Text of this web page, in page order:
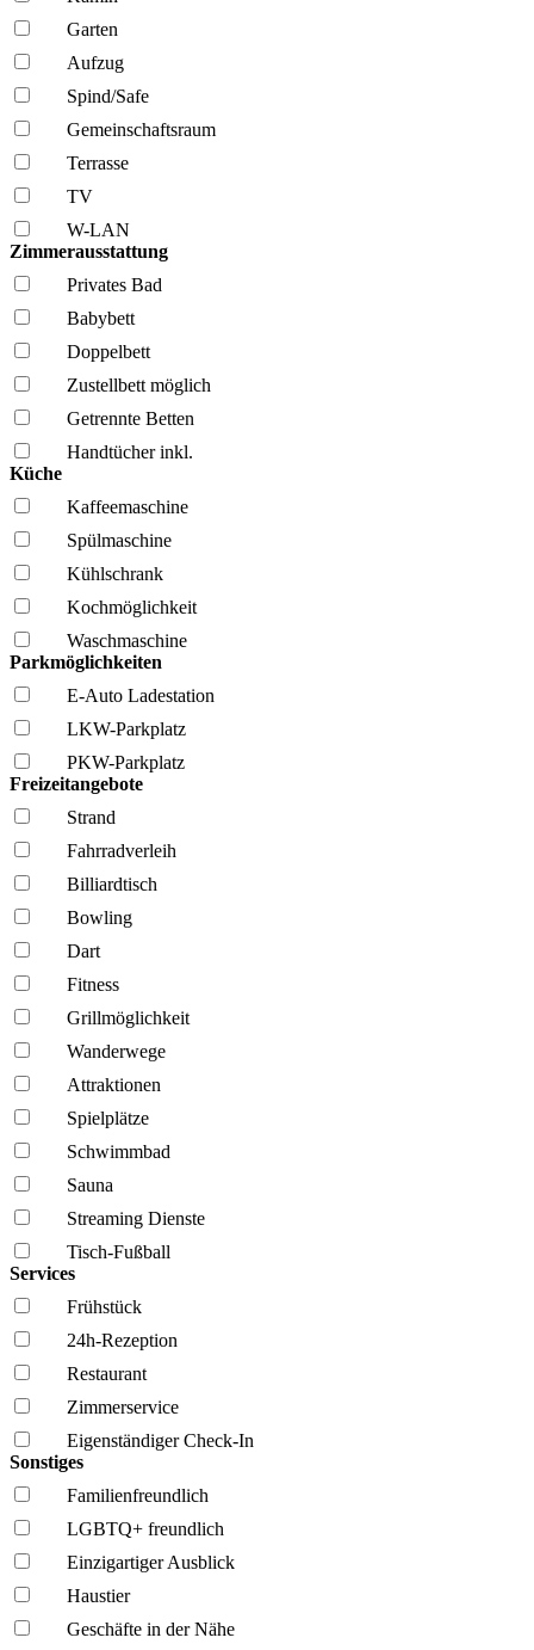
Garten
Aufzug
Spind/Safe
Gemeinschafts­raum
Terrasse
TV
W-LAN
Zimmerausstattung
Privates Bad
Babybett
Doppelbett
Zustellbett möglich
Getrennte Betten
Handtücher inkl.
Küche
Kaffee­maschine
Spül­maschine
Kühl­schrank
Kochmöglich­keit
Wasch­maschine
Parkmöglichkeiten
E-Auto Ladestation
LKW-Parkplatz
PKW-Parkplatz
Freizeitangebote
Strand
Fahrrad­verleih
Billiardtisch
Bowling
Dart
Fitness
Grillmöglich­keit
Wanderwege
Attraktionen
Spielplätze
Schwimmbad
Sauna
Streaming Dienste
Tisch-Fußball
Services
Frühstück
24h-Rezeption
Restaurant
Zimmerservice
Eigenständiger Check-In
Sonstiges
Familien­freundlich
LGBTQ+ freundlich
Einzigartiger Ausblick
Haustier
Geschäfte in der Nähe